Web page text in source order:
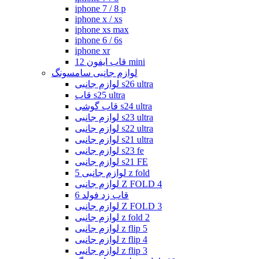
iphone 7 / 8 p
iphone x / xs
iphone xs max
iphone 6 / 6s
iphone xr
قاب ایفون 12 mini
لوازم جانبی سامسونگ
لوازم جانبی s26 ultra
قاب s25 ultra
قاب گوشی s24 ultra
لوازم جانبی s23 ultra
لوازم جانبی s22 ultra
لوازم جانبی s21 ultra
لوازم جانبی s23 fe
لوازم جانبی s21 FE
لوازم جانبی 5 z fold
لوازم جانبی Z FOLD 4
قاب زد فولد 6
لوازم جانبی Z FOLD 3
لوازم جانبی z fold 2
لوازم جانبی z flip 5
لوازم جانبی z flip 4
لوازم جانبی z flip 3